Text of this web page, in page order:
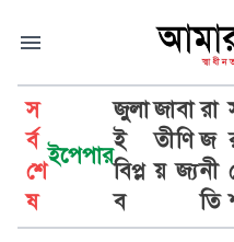
স
র্ব
শে
ষ
ইপেপার
জুলা
ই
বিপ্ল
ব
জা
তী
য়
বা
ণি
জ্য
রা
জ
নী
তি